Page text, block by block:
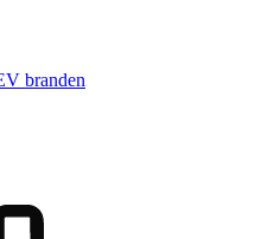
branden